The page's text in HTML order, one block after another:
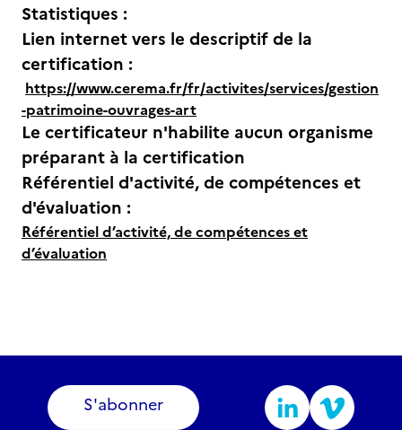
Statistiques :
Lien internet vers le descriptif de la
certification :
https://www.cerema.fr/fr/activites/services/gestion
-patrimoine-ouvrages-art
Le certificateur n'habilite aucun organisme
préparant à la certification
Référentiel d'activité, de compétences et
d'évaluation :
Référentiel d’activité, de compétences et
d’évaluation
S'abonner